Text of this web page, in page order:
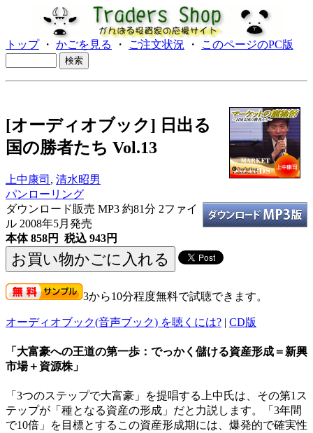
トップ・ かごを見る ・ ご注文状況 ・ このページのPC版
[オーディオブック] 日出る
国の勝者たち Vol.13
上中康司 , 清水昭男
パンローリング
ダウンロード販売 MP3 約81分 2ファイ
ル 2008年5月発売
本体 858円 税込 943円
3から10分程度無料で試聴できます。
オーディオブック(音声ブック) を聴くには? | CD版
「大富豪への王道の第一歩：でっかく儲ける資産形成＝新興
市場＋資源株」
「3つのステップで大富豪」を提唱する上中氏は、その第1ス
テップが「種となる資産の形成」だと力説します。「3年間
で10倍」を目標とするこの資産形成期には、爆発的で確実性